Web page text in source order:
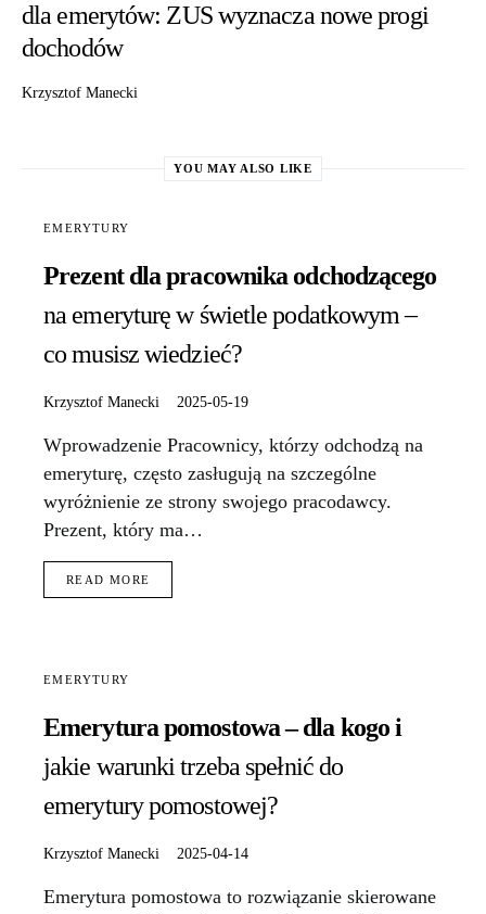
dla emerytów: ZUS wyznacza nowe progi
dochodów
Krzysztof Manecki
YOU MAY ALSO LIKE
EMERYTURY
Prezent dla pracownika odchodzącego
na emeryturę w świetle podatkowym –
co musisz wiedzieć?
Krzysztof Manecki 2025-05-19
Wprowadzenie Pracownicy, którzy odchodzą na
emeryturę, często zasługują na szczególne
wyróżnienie ze strony swojego pracodawcy.
Prezent, który ma…
READ MORE
EMERYTURY
Emerytura pomostowa – dla kogo i
jakie warunki trzeba spełnić do
emerytury pomostowej?
Krzysztof Manecki 2025-04-14
Emerytura pomostowa to rozwiązanie skierowane